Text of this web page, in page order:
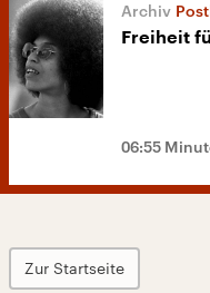
Freiheit
06:55
Zur Startseite